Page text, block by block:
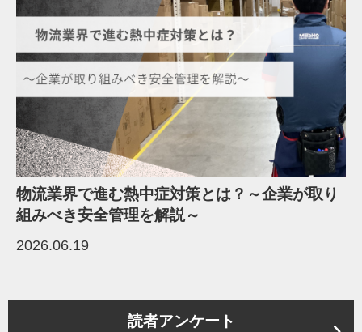
物流業界で進む熱中症対策とは？～企業が取り
組みべき安全管理を解説～
2026.06.19
読者アンケート